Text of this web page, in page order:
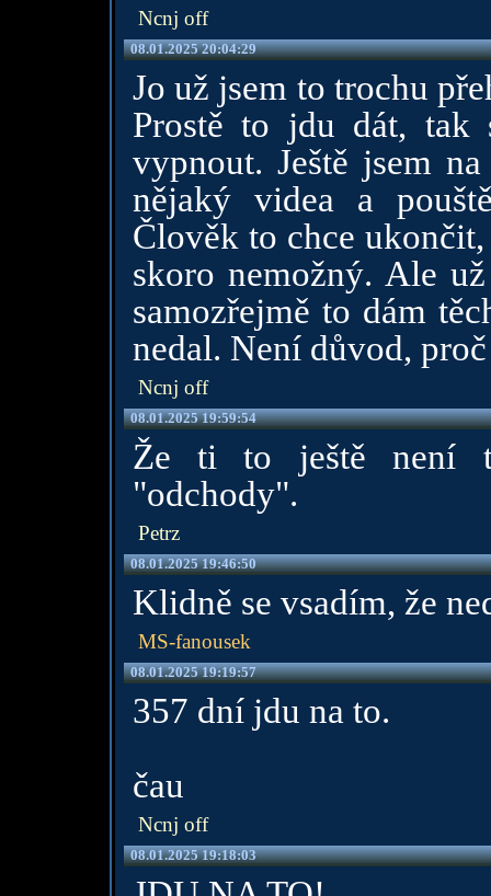
Ncnj off
08.01.2025 20:04:29
Jo už jsem to trochu
Prostě to jdu dát, tak
vypnout. Ještě jsem
nějaký videa a
Člověk to chce
skoro nemožný. Ale
samozřejmě to dám
nedal. Není důvod,
Ncnj off
08.01.2025 19:59:54
Že ti to ještě není
"odchody".
Petrz
08.01.2025 19:46:50
Klidně se vsadím, že
MS-fanousek
08.01.2025 19:19:57
357 dní jdu na to.
čau
Ncnj off
08.01.2025 19:18:03